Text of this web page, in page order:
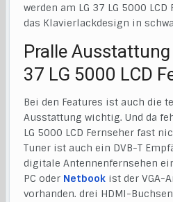
werden am LG 37 LG 5000
das Klavierlackdesign in
Pralle Ausstattung
37 LG 5000 LCD
Bei den Features ist auch die
Ausstattung wichtig. Und da
LG 5000 LCD Fernseher fast
Tuner ist auch ein DVB-T
digitale Antennenfernsehen
PC oder Netbook ist der VGA-
vorhanden. drei HDMI-